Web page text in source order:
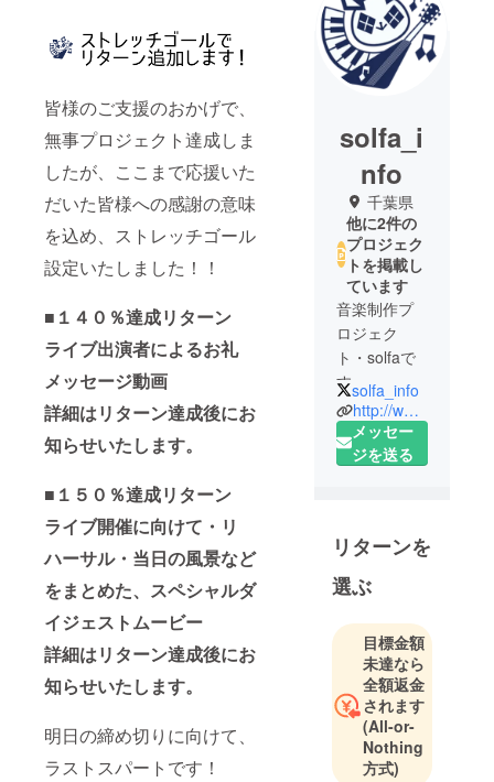
皆様のご支援のおかげで、
無事プロジェクト達成しま
したが、ここまで応援いた
だいた皆様への感謝の意味
を込め、ストレッチゴール
設定いたしました！！
■１４０％達成リターン
ライブ出演者によるお礼
メッセージ動画
詳細はリターン達成後にお
知らせいたします。
■１５０％達成リターン
ライブ開催に向けて・リ
ハーサル・当日の風景など
をまとめた、スペシャルダ
イジェストムービー
詳細はリターン達成後にお
知らせいたします。
明日の締め切りに向けて、
ラストスパートです！
solfa_i
nfo
千葉県
他に2件の
プロジェク
トを掲載し
ています
音楽制作プ
ロジェク
ト・solfaで
す。
新しい音楽
の可能性、
音楽の広が
音楽」を
テーマに、
喜怒哀楽、
笑いあり、
涙ありの何
でもゴザレ
なドリーム
ワールドを
日々拡大
中。
solfa_info
http://www.solfa.asia/
メッセー
ジを送る
リターンを
選ぶ
目標金額
未達なら
全額返金
されます
(All-or-
Nothing
方式)